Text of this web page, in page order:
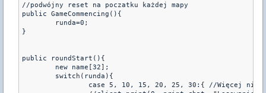
//podwójny reset na poczatku każdej mapy
public GameCommencing(){
}
public roundStart(){